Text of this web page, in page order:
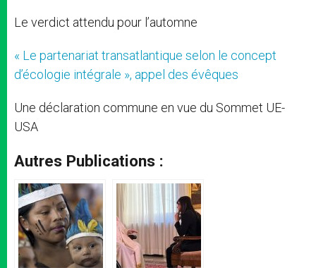
Le verdict attendu pour l’automne
« Le partenariat transatlantique selon le concept
d’écologie intégrale », appel des évêques
Une déclaration commune en vue du Sommet UE-
USA
Autres Publications :